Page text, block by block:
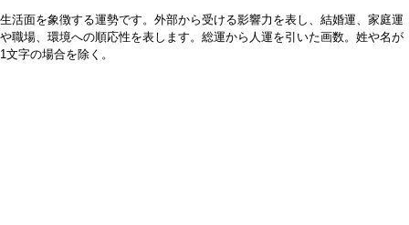
生活面を象徴する運勢です。外部から受ける影響力を表し、結婚運、家庭運
や職場、環境への順応性を表します。総運から人運を引いた画数。姓や名が
1文字の場合を除く。